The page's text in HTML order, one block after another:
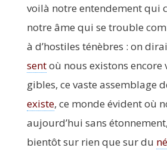
voi­là notre enten­de­ment qui
notre âme qui se trouble
à d’hos­tiles ténèbres : on
sentoù nous exis­tons encore
gibles, ce vaste assem­blage
existe, ce monde évident où
aujourd’­hui sans
bien­tôt sur rien que sur du